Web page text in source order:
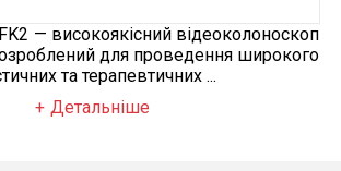
— високоякісний відеоколоноскоп
для проведення широкого
та терапевтичних ...
Детальніше